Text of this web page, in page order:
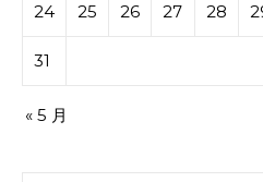
24 25 26 27 28
31
« 5 月